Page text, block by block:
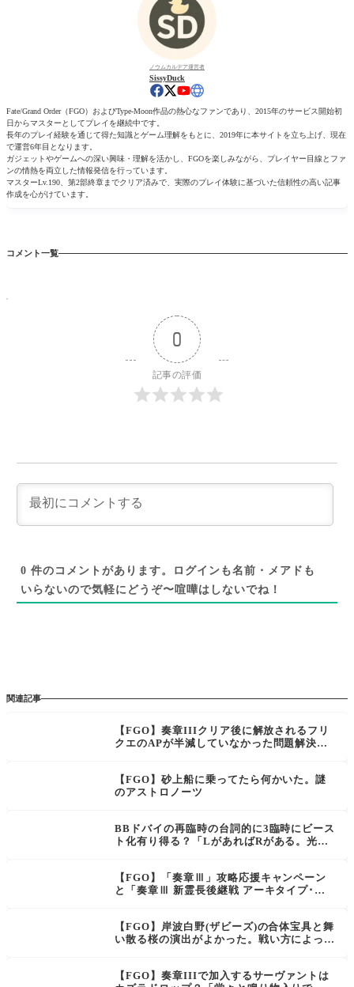
ノウムカルデア運営者
SissyDuck
Fate/Grand Order（FGO）およびType-Moon作品の熱心なファンであり、2015年のサービス開始初
日からマスターとしてプレイを継続中です。
長年のプレイ経験を通じて得た知識とゲーム理解をもとに、2019年に本サイトを立ち上げ、現在
で運営6年目となります。
ガジェットやゲームへの深い興味・理解を活かし、FGOを楽しみながら、プレイヤー目線とファ
ンの情熱を両立した情報発信を行っています。
マスターLv.190、第2部終章までクリア済みで、実際のプレイ体験に基づいた信頼性の高い記事
作成を心がけています。
コメント一覧
0
記事の評価
0 件のコメントがあります。ログインも名前・メアドも
いらないので気軽にどうぞ〜喧嘩はしないでね！
関連記事
【FGO】奏章IIIクリア後に解放されるフリ
クエのAPが半減していなかった問題解決。
【FGO】砂上船に乗ってたら何かいた。謎
のアストロノーツ
BBドバイの再臨時の台詞的に3臨時にビース
ト化有り得る？「LがあればRがある。光が
【FGO】「奏章Ⅲ」攻略応援キャンペーン
と「奏章Ⅲ 新霊長後継戦 アーキタイプ･イ
【FGO】岸波白野(ザビーズ)の合体宝具と舞
い散る桜の演出がよかった。戦い方によって
【FGO】奏章IIIで加入するサーヴァントは